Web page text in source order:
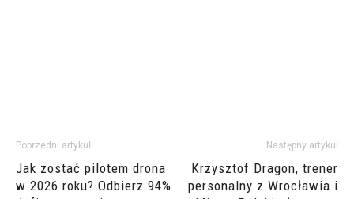
Poprzedni artykuł
Jak zostać pilotem drona
w 2026 roku? Odbierz 94%
Następny artykuł
Krzysztof Dragon, trener
personalny z Wrocławia i